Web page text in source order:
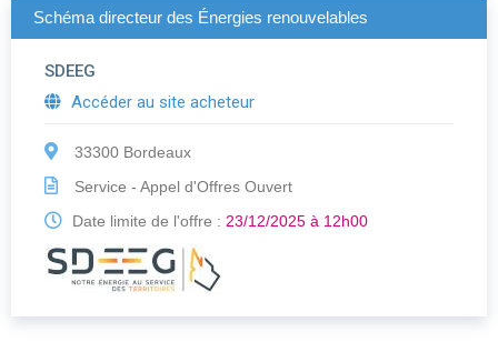
Schéma directeur des Énergies renouvelables
SDEEG
Accéder au site acheteur
33300 Bordeaux
Service - Appel d'Offres Ouvert
Date limite de l'offre : 23/12/2025 à 12h00